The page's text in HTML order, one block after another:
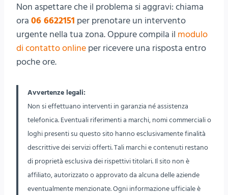
Non aspettare che il problema si aggravi: chiama
ora 06 6622151 per prenotare un intervento
urgente nella tua zona. Oppure compila il modulo
di contatto online per ricevere una risposta entro
poche ore.
Avvertenze legali:
Non si effettuano interventi in garanzia né assistenza
telefonica. Eventuali riferimenti a marchi, nomi commerciali o
loghi presenti su questo sito hanno esclusivamente finalità
descrittive dei servizi offerti. Tali marchi e contenuti restano
di proprietà esclusiva dei rispettivi titolari. Il sito non è
affiliato, autorizzato o approvato da alcuna delle aziende
eventualmente menzionate. Ogni informazione ufficiale è